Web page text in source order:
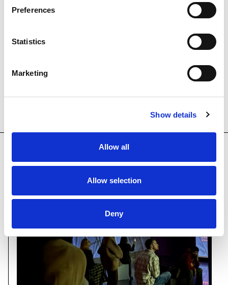
Preferences
Statistics
Marketing
Show details
Allow all
Allow selection
Deny